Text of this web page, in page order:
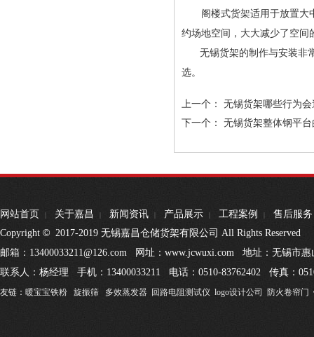
阁楼式货架适用于放置大中
约场地空间，大大减少了空间
无锡货架的制作与安装非
选。
上一个： 无锡货架哪些行为
下一个： 无锡货架整体钢平
网站首页 | 关于嘉昌 | 新闻资讯 | 产品展示 | 工程案例 |
售后服务
Copyright © 2017-2019 无锡嘉昌仓储货架有限公司 All Rights Reserved
邮箱：13400033211@126.com 网址：www.jcwuxi.com 地址：无锡市
联系人：杨经理 手机：13400033211 电话：0510-83762402 传真：
友链： 暖宝宝铁粉 旋振筛 多效蒸发器 回路电阻测试仪 logo设计公司 防火卷帘门